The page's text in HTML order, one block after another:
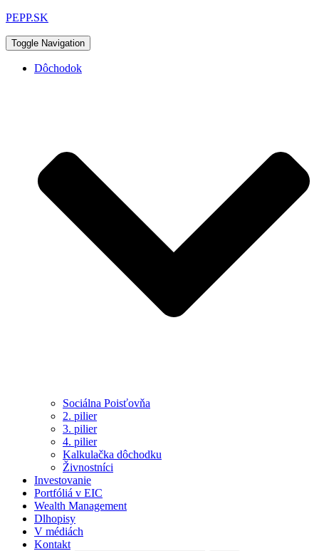
PEPP.SK
Toggle Navigation
Dôchodok
Sociálna Poisťovňa
2. pilier
3. pilier
4. pilier
Kalkulačka dôchodku
Živnostníci
Investovanie
Portfóliá v EIC
Wealth Management
Dlhopisy
V médiách
Kontakt